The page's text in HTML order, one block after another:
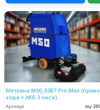
Метлана М50_65BT Pro Max
хода + АКБ 3 часа)
Артикул